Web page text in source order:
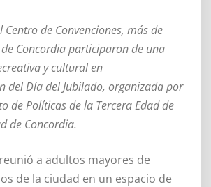
Centro de Convenciones, más de
Concordia participaron de una
y cultural en
del Día del Jubilado, organizada por
de Políticas de la Tercera Edad de
de Concordia.
a adultos mayores de
de la ciudad en un espacio de